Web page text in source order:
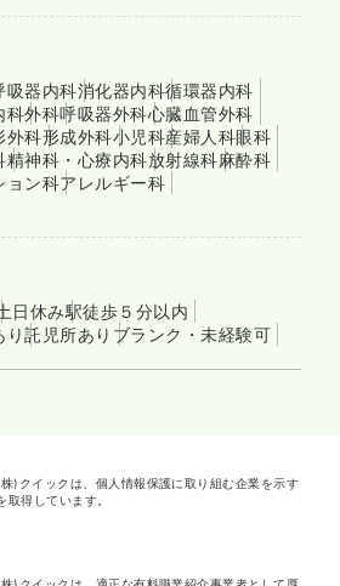
吸器内科消化器内科循環器内科
科外科呼吸器外科心臓血管外科
外科形成外科小児科産婦人科眼科
精神科・心療内科放射線科麻酔科
ョン科アレルギー科
日休み駅徒歩５分以内
り託児所あり ブランク・未経験可
)クイックは、個人情報保護に取り組む企業を示す
取得しています。